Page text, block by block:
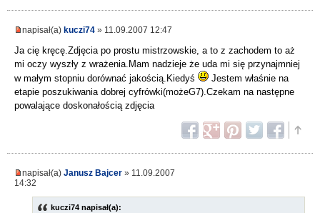
napisał(a) kuczi74 » 11.09.2007 12:47
Ja cię kręcę.Zdjęcia po prostu mistrzowskie, a to z zachodem to aż
mi oczy wyszły z wrażenia.Mam nadzieje że uda mi się przynajmniej
w małym stopniu dorównać jakością.Kiedyś
Jestem właśnie na
etapie poszukiwania dobrej cyfrówki(możeG7).Czekam na następne
powalające doskonałością zdjęcia
napisał(a) Janusz Bajcer » 11.09.2007
14:32
kuczi74 napisał(a):